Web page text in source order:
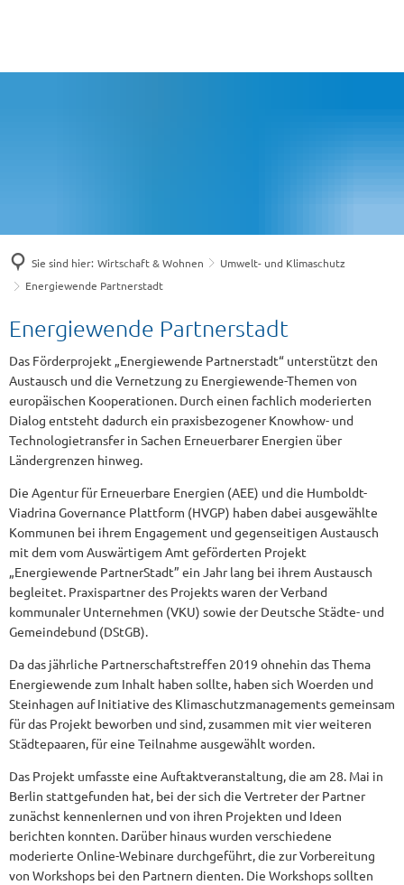
Sie sind hier: Wirtschaft & Wohnen
Umwelt- und Klimaschutz
Energiewende Partnerstadt
Energiewende
Partnerstadt
Energiewende Partnerstadt
Das Förderprojekt „Energiewende Partnerstadt“ unterstützt den
Austausch und die Vernetzung zu Energiewende-Themen von
europäischen Kooperationen. Durch einen fachlich moderierten
Dialog entsteht dadurch ein praxisbezogener Knowhow- und
Technologietransfer in Sachen Erneuerbarer Energien über
Ländergrenzen hinweg.
Die Agentur für Erneuerbare Energien (AEE) und die Humboldt-
Viadrina Governance Plattform (HVGP) haben dabei ausgewählte
Kommunen bei ihrem Engagement und gegenseitigen Austausch
mit dem vom Auswärtigem Amt geförderten Projekt
„Energiewende PartnerStadt” ein Jahr lang bei ihrem Austausch
begleitet. Praxispartner des Projekts waren der Verband
kommunaler Unternehmen (VKU) sowie der Deutsche Städte- und
Gemeindebund (DStGB).
Da das jährliche Partnerschaftstreffen 2019 ohnehin das Thema
Energiewende zum Inhalt haben sollte, haben sich Woerden und
Steinhagen auf Initiative des Klimaschutzmanagements gemeinsam
für das Projekt beworben und sind, zusammen mit vier weiteren
Städtepaaren, für eine Teilnahme ausgewählt worden.
Das Projekt umfasste eine Auftaktveranstaltung, die am 28. Mai in
Berlin stattgefunden hat, bei der sich die Vertreter der Partner
zunächst kennenlernen und von ihren Projekten und Ideen
berichten konnten. Darüber hinaus wurden verschiedene
moderierte Online-Webinare durchgeführt, die zur Vorbereitung
von Workshops bei den Partnern dienten. Die Workshops sollten